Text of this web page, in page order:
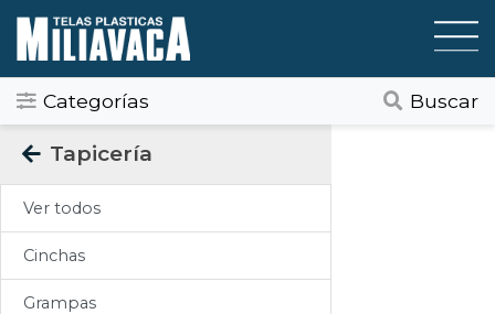
Categorías Buscar
Categorias
Todos
Gráfica / Comunicación Visual
Tapicería
Tapicería
Ver todos
Cinchas
Grampas